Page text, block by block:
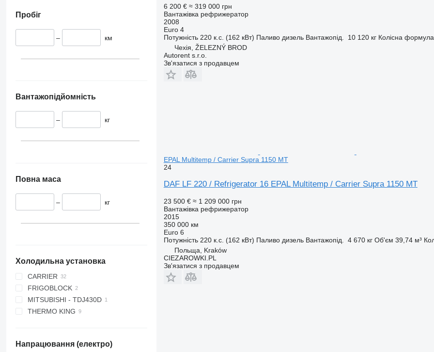
Пробіг
– км
Вантажопідйомність
– кг
Повна маса
– кг
Холодильна установка
CARRIER
SUPRA 550
SUPRA 750
SUPRA 750 MT
SUPRA 1050 Silent
FRIGOBLOCK
MITSUBISHI - TDJ430D
THERMO KING
UT 1200
Напрацювання (електро)
6 200 € ≈ 319 000 грн
Вантажівка рефрижератор
2008
Euro 4
Потужність 220 к.с. (162 кВт) Паливо дизель Вантажопід. 10 120 кг Колісна формула
Чехія, ŽELEZNÝ BROD
Autorent s.r.o.
Зв'язатися з продавцем
EPAL Multitemp / Carrier Supra 1150 MT
24
DAF LF 220 / Refrigerator 16 EPAL Multitemp / Carrier Supra 1150 MT
23 500 € ≈ 1 209 000 грн
Вантажівка рефрижератор
2015
350 000 км
Euro 6
Потужність 220 к.с. (162 кВт) Паливо дизель Вантажопід. 4 670 кг Об'єм 39,74 м³
Польща, Kraków
CIEZAROWKI.PL
Зв'язатися з продавцем